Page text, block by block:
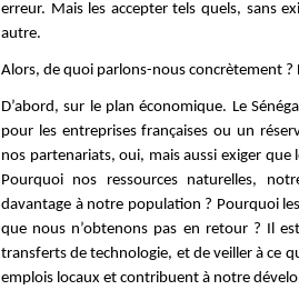
erreur. Mais les accepter tels quels, sans
autre.
Alors, de quoi parlons-nous concrètement ?
D’abord, sur le plan économique. Le
pour les entreprises françaises ou un
nos partenariats, oui, mais aussi exiger
Pourquoi nos ressources naturelles,
davantage à notre population ? Pourquoi
que nous n’obtenons pas en retour ? Il
transferts de technologie, et de veiller à ce
emplois locaux et contribuent à notre